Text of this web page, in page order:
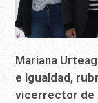
Mariana
e Igualdad,
vicerrector de